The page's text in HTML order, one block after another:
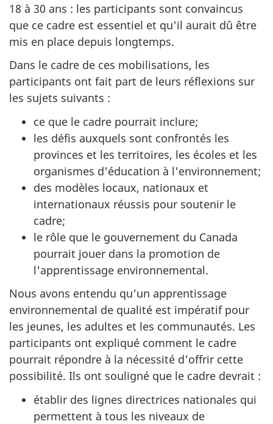
18 à 30 ans : les participants sont convaincus
que ce cadre est essentiel et qu'il aurait dû être
mis en place depuis longtemps.
Dans le cadre de ces mobilisations, les
participants ont fait part de leurs réflexions sur
les sujets suivants :
ce que le cadre pourrait inclure;
les défis auxquels sont confrontés les
provinces et les territoires, les écoles et les
organismes d'éducation à l'environnement;
des modèles locaux, nationaux et
internationaux réussis pour soutenir le
cadre;
le rôle que le gouvernement du Canada
pourrait jouer dans la promotion de
l'apprentissage environnemental.
Nous avons entendu qu'un apprentissage
environnemental de qualité est impératif pour
les jeunes, les adultes et les communautés. Les
participants ont expliqué comment le cadre
pourrait répondre à la nécessité d'offrir cette
possibilité. Ils ont souligné que le cadre devrait :
établir des lignes directrices nationales qui
permettent à tous les niveaux de